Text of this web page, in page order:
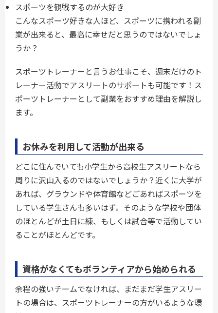
スポーツを観戦するのが大好き
こんなスポーツ好きな人ほど、スポーツに携われる副
業が出来ると、最高に幸せだと思うのではないでしょ
うか？
スポーツトレーナーと言うお仕事こそ、週末だけのト
レーナー活動でアスリートのサポートも可能です！ス
ポーツトレーナーとして副業をおすすめ理由を解説し
ます。
お休みを利用して活動が出来る
どこに住んでいても小学生から高校生アスリートなら
周りに沢山入るのではないでしょうか？近くに大学が
あれば、グラウンドや体育館などごあればスポーツを
している学生さんも多いはず。そのような学校や団体
のほとんどが土日に練、もしくは試合等で活動してい
ることがほとんどです。
資格がなくてもボランティアから始められる
余程の強いチームでなければ、まだまだ学生アスリー
トの場合は、スポーツトレーナーの方がいるような環